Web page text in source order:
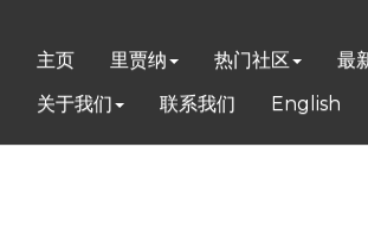
主页 里贾纳 热门社区 最
关于我们
联系我们 English